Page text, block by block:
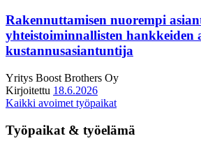
Rakennuttamisen nuorempi
yhteistoiminnallisten hankkeiden
kustannusasiantuntija
Yritys Boost Brothers Oy
Kirjoitettu 18.6.2026
Kaikki avoimet työpaikat
Työpaikat & työelämä